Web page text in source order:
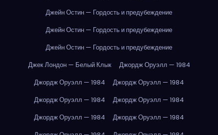
Джейн Остин — Гордость и предубеждение
Джейн Остин — Гордость и предубеждение
Джейн Остин — Гордость и предубеждение
Джек Лондон — Белый Клык
Джордж Оруэлл — 1984
Джордж Оруэлл — 1984
Джордж Оруэлл — 1984
Джордж Оруэлл — 1984
Джордж Оруэлл — 1984
Джордж Оруэлл — 1984
Джордж Оруэлл — 1984